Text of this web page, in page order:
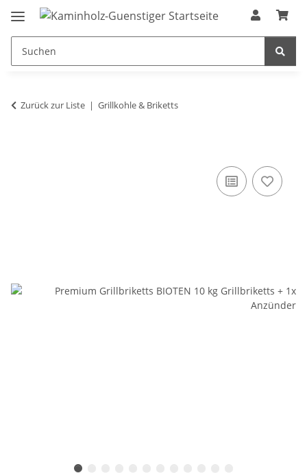
Zurück zur Liste Grillkohle & Briketts